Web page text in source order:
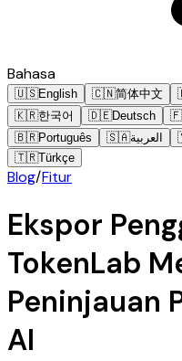
Bahasa
🇺🇸English 🇨🇳简体中文
🇰🇷한국어 🇩🇪Deutsch
🇧🇷Português 🇸🇦العربية
🇹🇷Türkçe
Blog/Fitur
Ekspor
TokenLab
Peninjauan
AI